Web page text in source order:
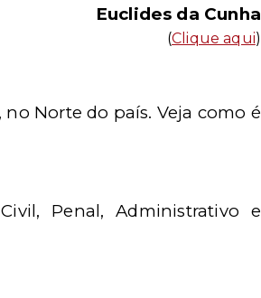
Euclides da Cunha
(Clique aqui)
Norte do país. Veja como é
Penal, Administrativo e